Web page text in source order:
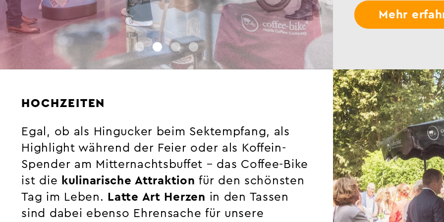
Mehr
HOCHZEITEN
Egal, ob als Hingucker beim Sektempfang, als
Highlight während der Feier oder als Koffein-
Spender am Mitternachtsbuffet – das Coffee-Bike
ist die kulinarische Attraktion für den schönsten
Tag im Leben.
Latte Art Herzen in den Tassen
sind dabei ebenso Ehrensache für unsere